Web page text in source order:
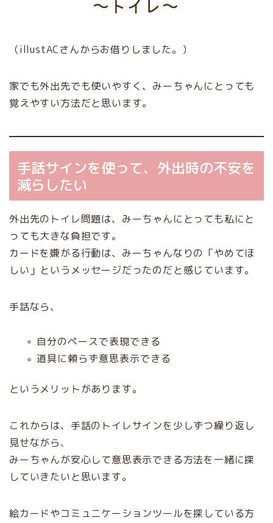
（illustACさんからお借りしました。）
家でも外出先でも使いやすく、みーちゃんにとっても
覚えやすい方法だと思います。
手話サインを使って、外出時の不安を
減らしたい
外出先のトイレ問題は、みーちゃんにとっても私にと
っても大きな負担です。
カードを嫌がる行動は、みーちゃんなりの「やめてほ
しい」というメッセージだったのだと感じています。
手話なら、
自分のペースで表現できる
道具に頼らず意思表示できる
というメリットがあります。
これからは、手話のトイレサインを少しずつ繰り返し
見せながら、
みーちゃんが安心して意思表示できる方法を一緒に探
していきたいと思います。
絵カードやコミュニケーションツールを探している方